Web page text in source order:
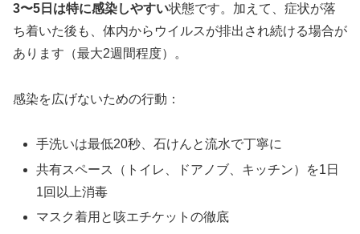
3〜5日は特に感染しやすい状態です。加えて、症状が落
ち着いた後も、体内からウイルスが排出され続ける場合が
あります（最大2週間程度）。
感染を広げないための行動：
手洗いは最低20秒、石けんと流水で丁寧に
共有スペース（トイレ、ドアノブ、キッチン）を1日
1回以上消毒
マスク着用と咳エチケットの徹底